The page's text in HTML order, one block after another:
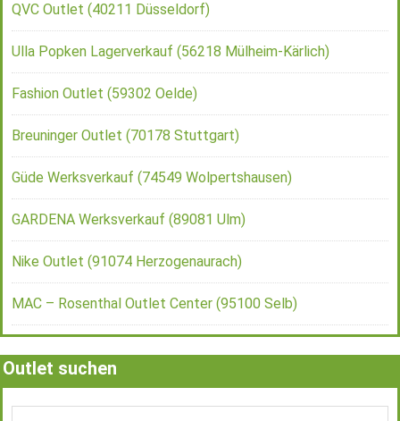
QVC Outlet (40211 Düsseldorf)
Ulla Popken Lagerverkauf (56218 Mülheim-Kärlich)
Fashion Outlet (59302 Oelde)
Breuninger Outlet (70178 Stuttgart)
Güde Werksverkauf (74549 Wolpertshausen)
GARDENA Werksverkauf (89081 Ulm)
Nike Outlet (91074 Herzogenaurach)
MAC – Rosenthal Outlet Center (95100 Selb)
Outlet suchen